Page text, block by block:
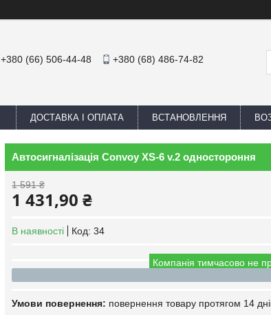
+380 (66) 506-44-48 +380 (68) 486-74-82
ДОСТАВКА І ОПЛАТА ВСТАНОВЛЕННЯ
Автосигналізація Convoy XS-6 v.2 одностороння
1 591 ₴
1 431,90 ₴
В наявності Код: 34
Компанія тимчасово не
повернення товару протягом 14